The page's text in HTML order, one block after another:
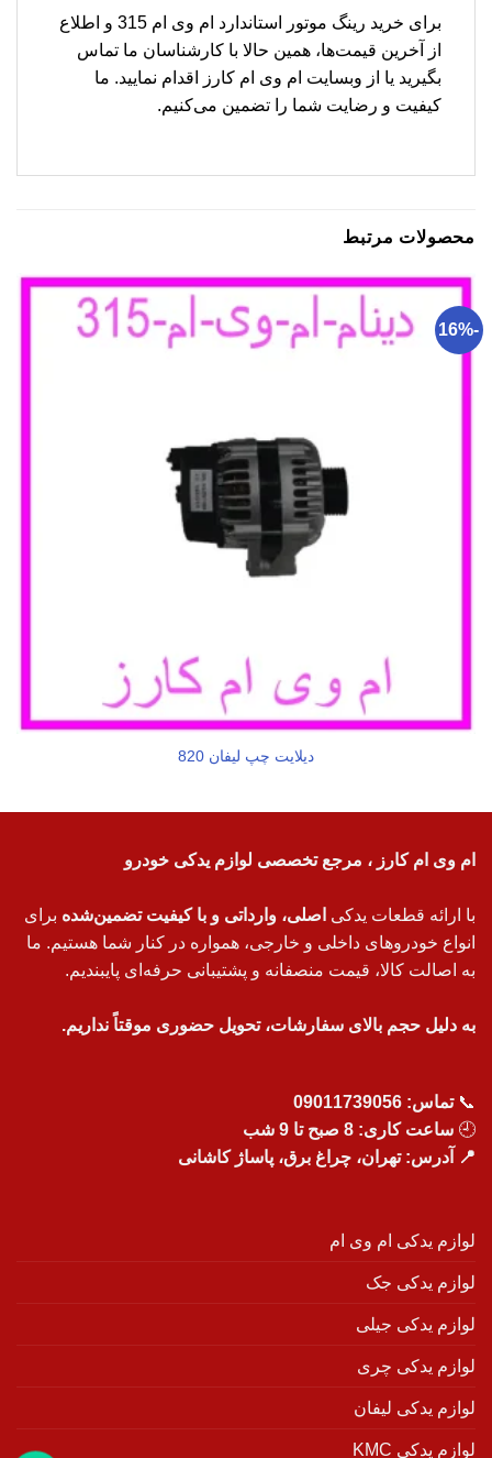
برای خرید رینگ موتور استاندارد ام وی ام 315 و اطلاع
از آخرین قیمت‌ها، همین حالا با کارشناسان ما تماس
بگیرید یا از وبسایت ام وی ام کارز اقدام نمایید. ما
کیفیت و رضایت شما را تضمین می‌کنیم.
محصولات مرتبط
-16%
دیلایت چپ لیفان 820
ام وی ام کارز ، مرجع تخصصی لوازم یدکی خودرو
با ارائه قطعات یدکی اصلی، وارداتی و با کیفیت تضمین‌شده برای
انواع خودروهای داخلی و خارجی، همواره در کنار شما هستیم. ما
به اصالت کالا، قیمت منصفانه و پشتیبانی حرفه‌ای پایبندیم.
به دلیل حجم بالای سفارشات، تحویل حضوری موقتاً نداریم.
📞تماس: 09011739056
🕘 ساعت کاری: 8 صبح تا 9 شب
📍 آدرس: تهران، چراغ برق، پاساژ کاشانی
لوازم یدکی ام وی ام
لوازم یدکی جک
لوازم یدکی جیلی
لوازم یدکی چری
لوازم یدکی لیفان
لوازم یدکی KMC